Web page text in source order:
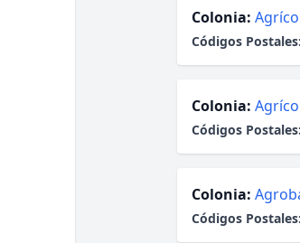
Colonia:
Códigos Postales:
Colonia:
Códigos Postales:
Colonia:
Códigos Postales: